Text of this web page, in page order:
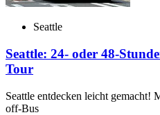
Seattle
Seattle: 24- oder 48-
Tour
Seattle entdecken leicht
off-Bus